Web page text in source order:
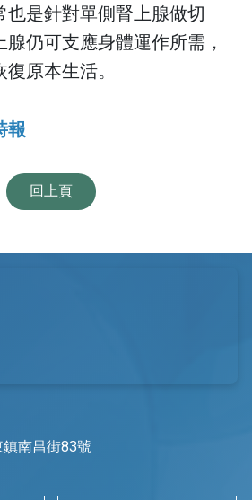
是針對單側腎上腺做切
仍可支應身體運作所需，
原本生活。
報
回上頁
南昌街83號